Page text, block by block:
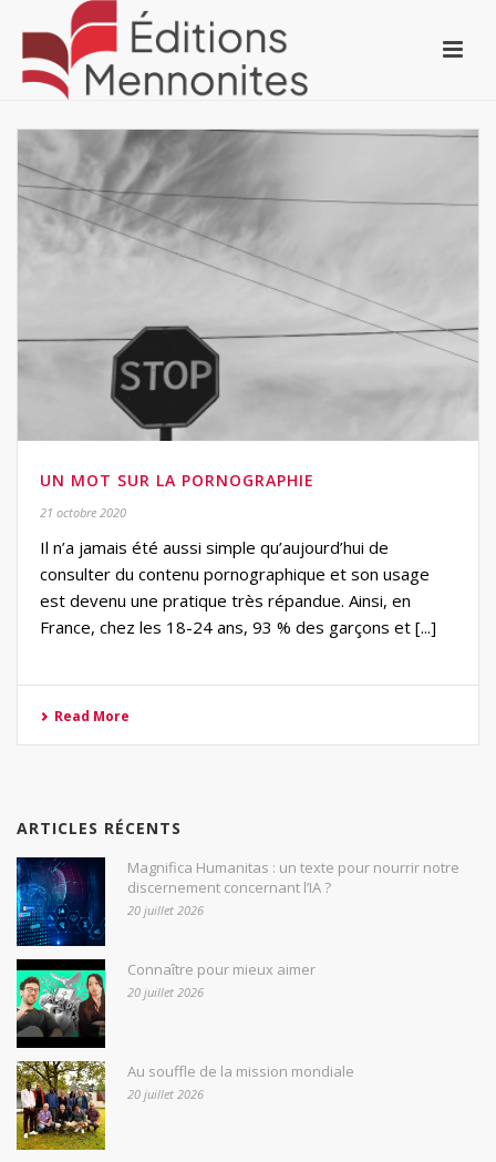
UN MOT SUR LA PORNOGRAPHIE
21 octobre 2020
Il n’a jamais été aussi simple qu’aujourd’hui de
consulter du contenu pornographique et son usage
est devenu une pratique très répandue. Ainsi, en
France, chez les 18-24 ans, 93 % des garçons et [...]
Read More
ARTICLES RÉCENTS
Magnifica Humanitas : un texte pour nourrir notre
discernement concernant l’IA ?
20 juillet 2026
Connaître pour mieux aimer
20 juillet 2026
Au souffle de la mission mondiale
20 juillet 2026